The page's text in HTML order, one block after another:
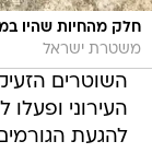
חלק מהחיות שהיו
משטרת ישראל
השוטרים
העירוני
להגעת